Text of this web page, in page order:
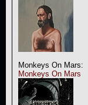
Monkeys On Mars:
Monkeys On Mars